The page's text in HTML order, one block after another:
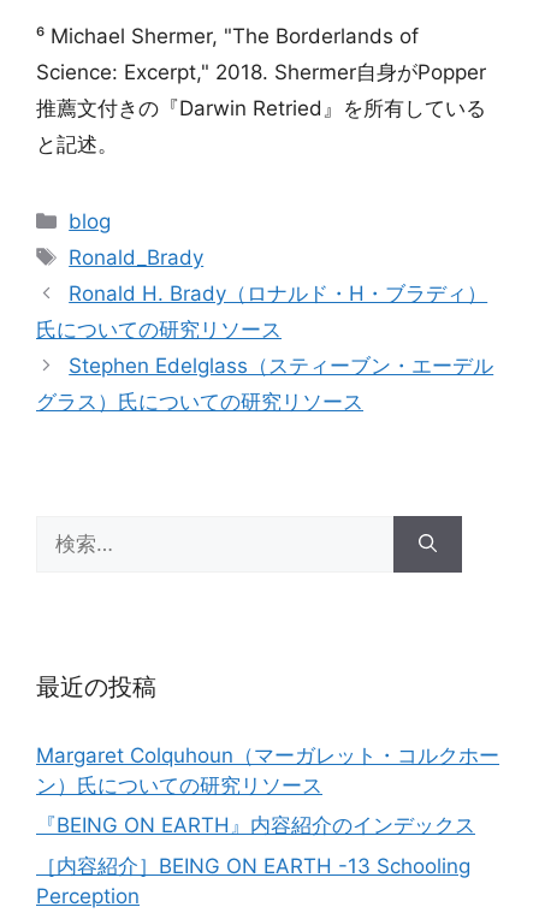
⁶ Michael Shermer, "The Borderlands of
Science: Excerpt," 2018. Shermer自身がPopper
推薦文付きの『Darwin Retried』を所有している
と記述。
カ
テ
リ
ー
blog
タ
グ
Ronald_Brady
Ronald H. Brady（ロナルド・H・ブラディ）
氏についての研究リソース
Stephen Edelglass（スティーブン・エーデル
グラス）氏についての研究リソース
索:
最近の投稿
Margaret Colquhoun（マーガレット・コルクホー
ン）氏についての研究リソース
『BEING ON EARTH』内容紹介のインデックス
［内容紹介］BEING ON EARTH -13 Schooling
Perception